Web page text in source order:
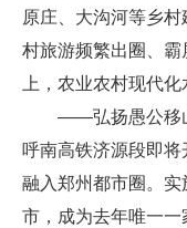
原庄、大沟河等乡
村旅游频繁出圈、
上，农业农村现代
——弘扬愚公移
呼南高铁济源段即
融入郑州都市圈。实
市，成为去年唯一